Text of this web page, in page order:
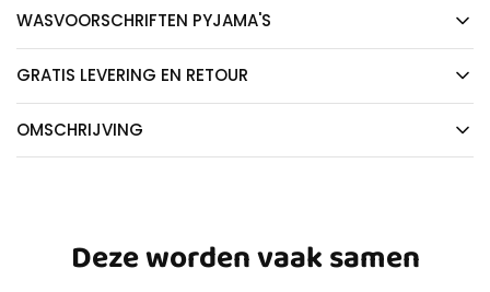
WASVOORSCHRIFTEN PYJAMA'S
GRATIS LEVERING EN RETOUR
OMSCHRIJVING
Deze worden vaak samen